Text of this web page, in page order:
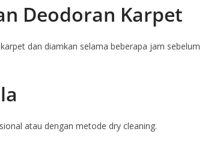
Deodoran Karpet
dan diamkan selama beberapa jam sebelum
atau dengan metode dry cleaning.